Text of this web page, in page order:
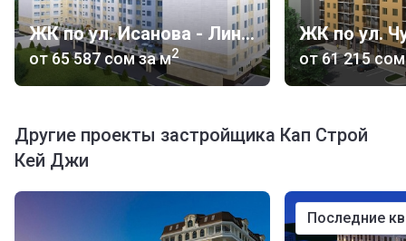
ЖК по ул. Исанова - Линейная
от‍65 587 сомза м2
ЖК по ул.
от‍61 215 сом
Другие проекты застройщика Кап Строй
Кей Джи
последние